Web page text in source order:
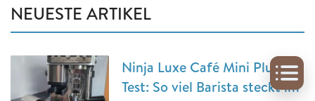
NEUESTE ARTIKEL
Ninja Luxe Café Mini Plus im
Test: So viel Barista steckt im